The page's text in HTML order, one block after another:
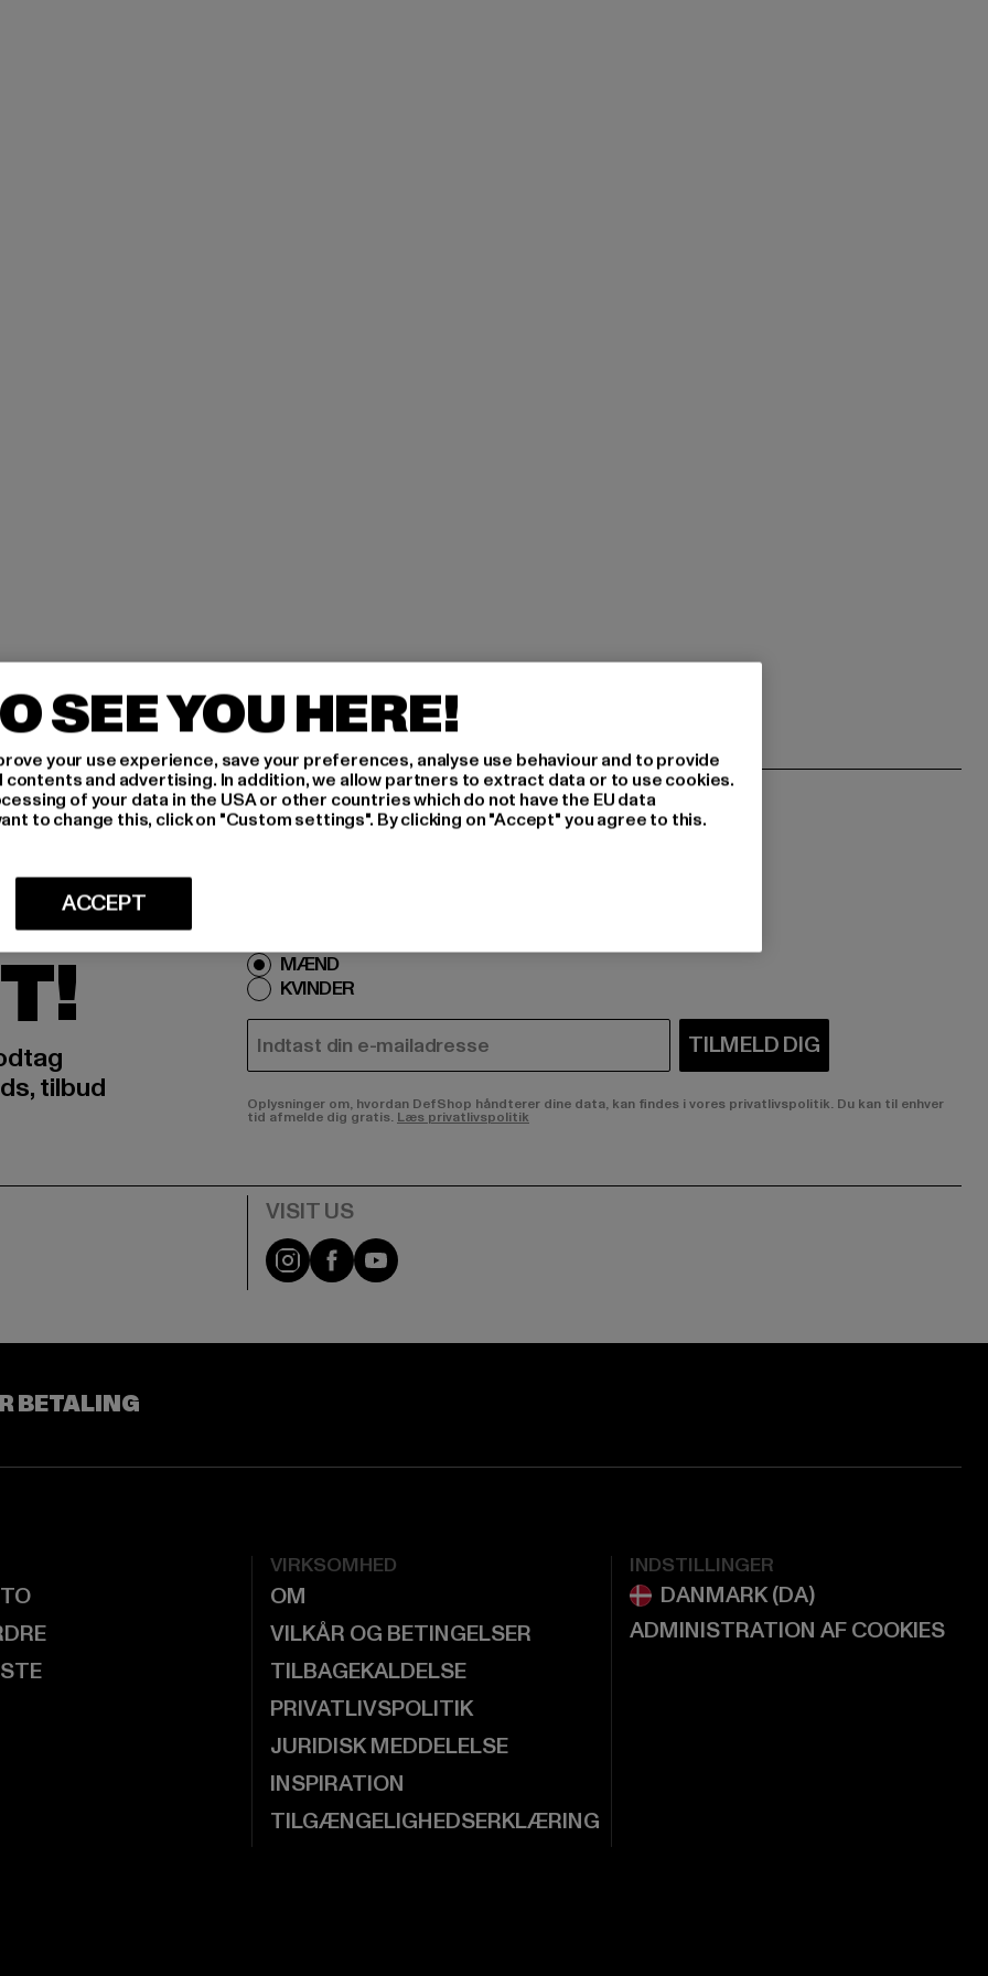
tilbud
MÆND
KVINDER
E-MAIL TILMELD DIG
Oplysninger om, hvordan DefShop håndterer dine data, kan findes i vores privatlivspolitik. Du kan til enhver
tid afmelde dig gratis. Læs privatlivspolitik
Visit our Instagram page:
Visit our Facebook page:
Visit our YouTube channel:
BETALING
VIRKSOMHED
OM
VILKÅR OG BETINGELSER
TILBAGEKALDELSE
PRIVATLIVSPOLITIK
JURIDISK MEDDELELSE
INSPIRATION
TILGÆNGELIGHEDSERKLÆRING
INDSTILLINGER
ADMINISTRATION AF COOKIES
SEE YOU HERE!
your use experience, save your preferences, analyse use behaviour and to provide
and advertising. In addition, we allow partners to extract data or to use cookies.
of your data in the USA or other countries which do not have the EU data
to change this, click on "Custom settings". By clicking on "Accept" you agree to this.
ACCEPT